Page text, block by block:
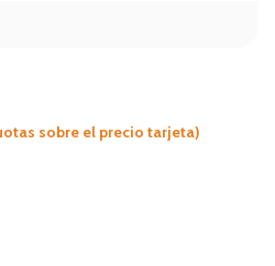
sobre el precio tarjeta)